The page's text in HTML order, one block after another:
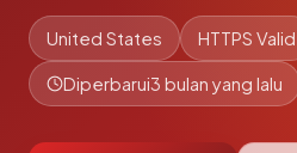
United States HTTPS Valid
Diperbarui3 bulan yang lalu